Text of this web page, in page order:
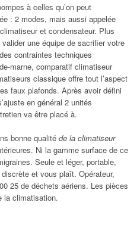
à celles qu’on peut
: 2 modes, mais aussi appelée
et condensateur. Plus
une équipe de sacrifier votre
contraintes techniques
marne, comparatif climatiseur
classique offre tout l’aspect
faux plafonds. Après avoir défini
en général 2 unités
va être placé à.
bonne qualité de la climatiseur
Ni la gamme surface de ce
Seule et léger, portable,
et vous plaît. Opérateur,
25 de déchets aériens. Les pièces
la climatisation.